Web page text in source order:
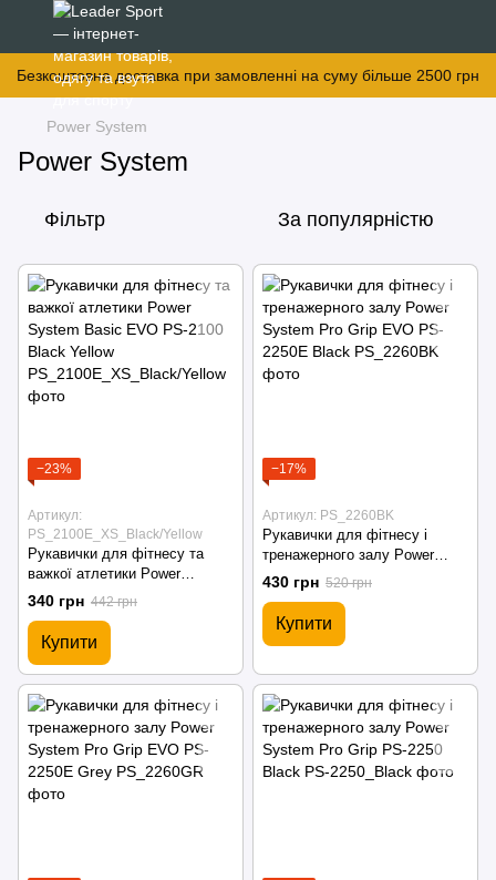
Безкоштовна доставка при замовленні на суму більше 2500 грн
Power System
Power System
Фільтр За популярністю
−23%
Артикул:
PS_2100E_XS_Black/Yellow
Рукавички для фітнесу та
важкої атлетики Power
System Basic EVO PS-2100
Black Yellow
340 грн 442 грн
Купити
−17%
Артикул: PS_2260BK
Рукавички для фітнесу і
тренажерного залу Power
System Pro Grip EVO PS-
2250E Black
430 грн 520 грн
Купити